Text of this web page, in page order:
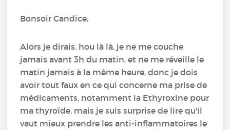
Bonsoir Candice,
Alors je dirais, hou là là, je ne me couche
jamais avant 3h du matin, et ne me réveille le
matin jamais à la même heure, donc je dois
avoir tout faux en ce qui concerne ma prise de
médicaments, notamment la Ethyroxine pour
ma thyroïde, mais je suis surprise de lire qu'il
vaut mieux prendre les anti-inflammatoires le